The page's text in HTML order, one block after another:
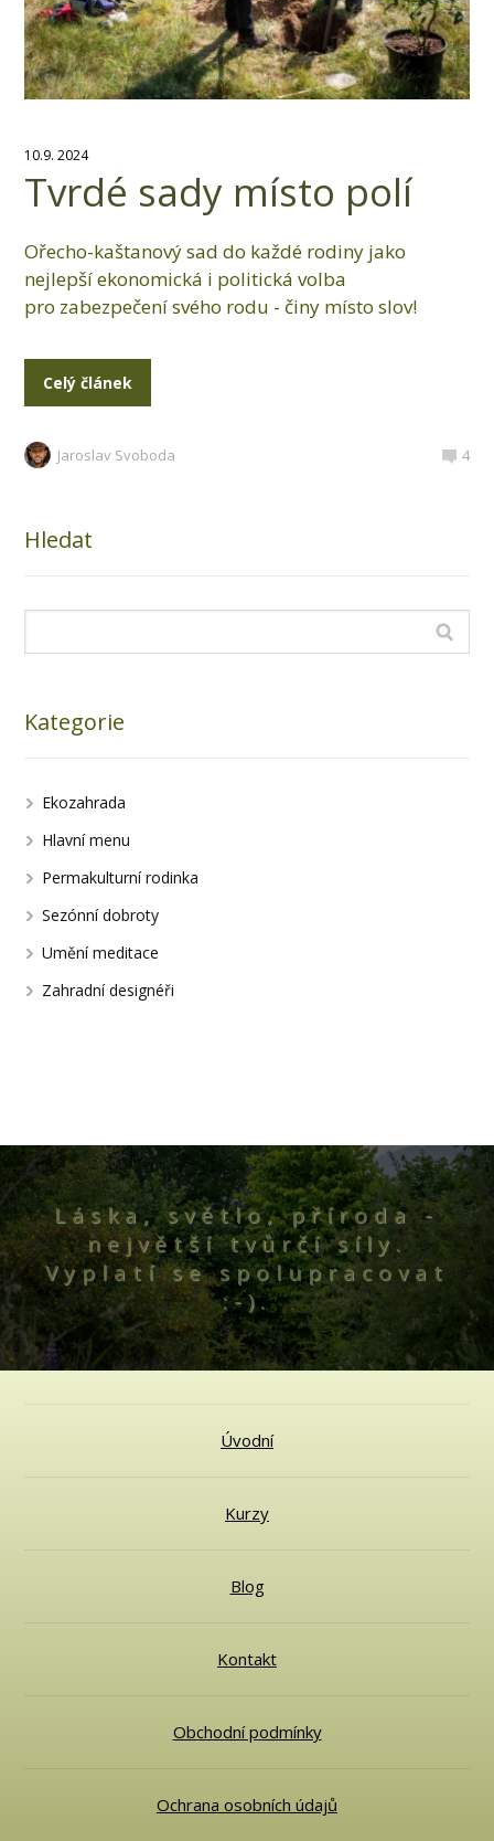
10.9. 2024
Tvrdé sady místo polí
Ořecho-kaštanový sad do každé rodiny jako
nejlepší ekonomická i politická volba
pro zabezpečení svého rodu - činy místo slov!
Celý článek
Jaroslav Svoboda 4
Hledat
Kategorie
Ekozahrada
Hlavní menu
Permakulturní rodinka
Sezónní dobroty
Umění meditace
Zahradní designéři
Láska, světlo, příroda -
největší tvůrčí síly.
Vyplatí se spolupracovat
:-).
Úvodní
Kurzy
Blog
Kontakt
Obchodní podmínky
Ochrana osobních údajů